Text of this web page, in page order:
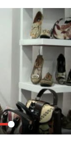
Settings
PIP